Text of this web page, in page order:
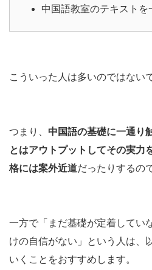
中国語教室のテキストを
こういった人は多いのではない
つまり、 中国語の基礎に一通り
とはアウトプットしてその実力
格には案外近道だったりするの
一方で「まだ基礎が定着してい
けの自信がない」という人は、
いくことをおすすめします。